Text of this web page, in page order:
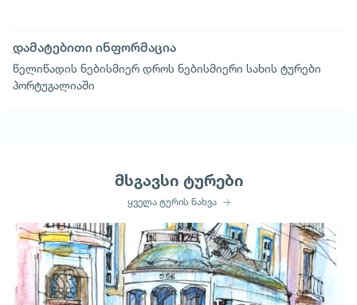
დამატებითი ინფორმაცია
წელიწადის ნებისმიერ დროს ნებისმიერი სახის ტურები
პორტუგალიაში
მსგავსი ტურები
ყველა ტურის ნახვა